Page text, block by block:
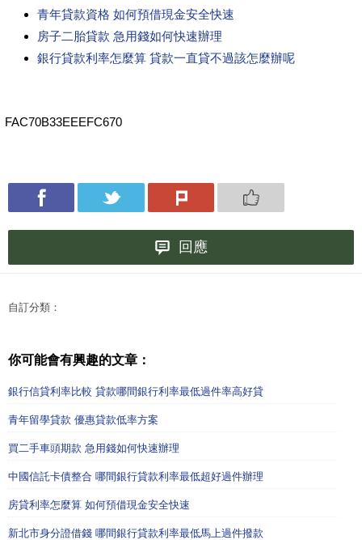
青年貸款資格 如何預借現金安全快速
房子二胎貸款 急用錢如何快速辦理
銀行貸款利率怎麼算 貸款一直貸不過該怎麼辦呢
FAC70B33EEEFC670
回應
自訂分類：
你可能會有興趣的文章：
銀行信貸利率比較 貸款哪間銀行利率最低過件率高好貸
青年留學貸款 優惠貸款低率方案
買二手車頭期款 急用錢如何快速辦理
中國信託卡債整合 哪間銀行貸款利率最低超好過件辦理
房貸利率怎麼算 如何預借現金安全快速
新北市身分證借錢 哪間銀行貸款利率最低馬上過件撥款